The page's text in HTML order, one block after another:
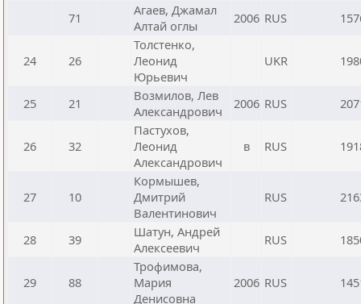
71
Агаев, Джамал
Алтай оглы
2006 RUS
24 26
Толстенко,
Леонид
Юрьевич
UKR
25 21
Возмилов, Лев
Александрович
2006 RUS
26 32
Пастухов,
Леонид
Александрович
в RUS
27 10
Кормышев,
Дмитрий
Валентинович
RUS
28 39
Шатун, Андрей
Алексеевич
RUS
29 88
Трофимова,
Мария
Денисовна
2006 RUS